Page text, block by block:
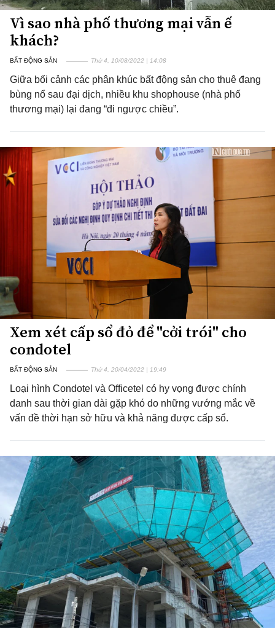
Vì sao nhà phố thương mại vẫn ế
khách?
BẤT ĐỘNG SẢN Thứ 4, 10/08/2022 | 14:08
Giữa bối cảnh các phân khúc bất động sản cho thuê đang
bùng nổ sau đại dịch, nhiều khu shophouse (nhà phố
thương mại) lại đang “đi ngược chiều”.
Xem xét cấp sổ đỏ để "cởi trói" cho
condotel
BẤT ĐỘNG SẢN Thứ 4, 20/04/2022 | 19:49
Loại hình Condotel và Officetel có hy vọng được chính
danh sau thời gian dài gặp khó do những vướng mắc về
vấn đề thời hạn sở hữu và khả năng được cấp sổ.